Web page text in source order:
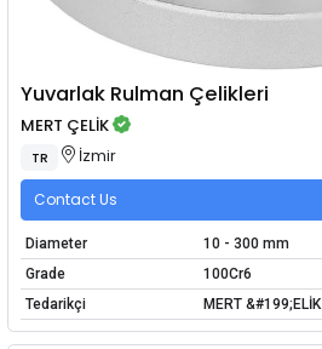
Yuvarlak Rulman Çelikleri
MERT ÇELİK
TR İzmir
Contact Us
Diameter
10 - 300 mm
Grade
100Cr6
Tedarikçi
MERT &#199;ELİK